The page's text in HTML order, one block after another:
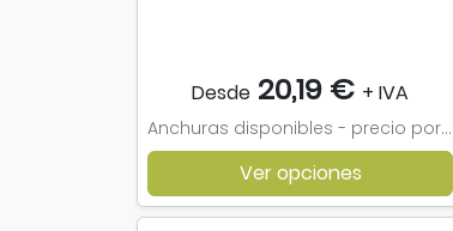
Desde 20,19 € + IVA
Anchuras disponibles - precio por metro lineal:: Ancho 40cm, Ancho 45cm, Ancho 50cm, Ancho 60cm, Ancho 66cm, Ancho 75cm, Ancho 80cm, Ancho 91cm, Ancho 100cm, Muestra
Ver opciones